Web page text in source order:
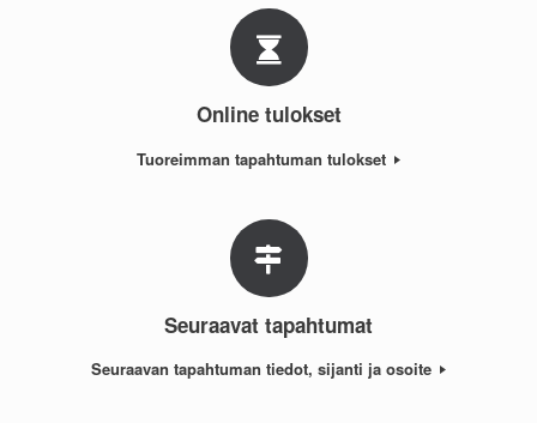
Online tulokset
Tuoreimman tapahtuman tulokset
Seuraavat tapahtumat
Seuraavan tapahtuman tiedot, sijanti ja osoite